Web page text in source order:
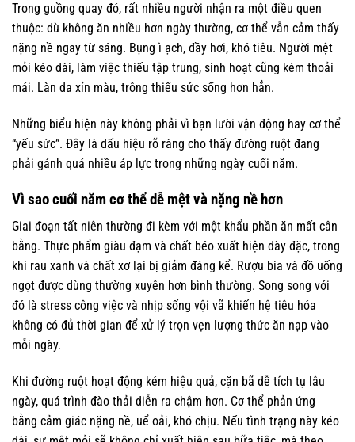
Trong guồng quay đó, rất nhiều người nhận ra một điều quen
thuộc: dù không ăn nhiều hơn ngày thường, cơ thể vẫn cảm thấy
nặng nề ngay từ sáng. Bụng ì ạch, đầy hơi, khó tiêu. Người mệt
mỏi kéo dài, làm việc thiếu tập trung, sinh hoạt cũng kém thoải
mái. Làn da xỉn màu, trông thiếu sức sống hơn hẳn.
Những biểu hiện này không phải vì bạn lười vận động hay cơ thể
“yếu sức”. Đây là dấu hiệu rõ ràng cho thấy đường ruột đang
phải gánh quá nhiều áp lực trong những ngày cuối năm.
Vì sao cuối năm cơ thể dễ mệt và nặng nề hơn
Giai đoạn tất niên thường đi kèm với một khẩu phần ăn mất cân
bằng. Thực phẩm giàu đạm và chất béo xuất hiện dày đặc, trong
khi rau xanh và chất xơ lại bị giảm đáng kể. Rượu bia và đồ uống
ngọt được dùng thường xuyên hơn bình thường. Song song với
đó là stress công việc và nhịp sống vội vã khiến hệ tiêu hóa
không có đủ thời gian để xử lý trọn vẹn lượng thức ăn nạp vào
mỗi ngày.
Khi đường ruột hoạt động kém hiệu quả, cặn bã dễ tích tụ lâu
ngày, quá trình đào thải diễn ra chậm hơn. Cơ thể phản ứng
bằng cảm giác nặng nề, uể oải, khó chịu. Nếu tình trạng này kéo